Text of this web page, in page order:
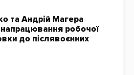
та Андрій Магера
робочої
до післявоєнних